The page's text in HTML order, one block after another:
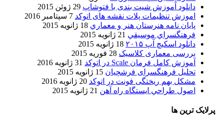
دانلود آموزش شیت بندی با فتوشاپ 29 ژوئن 2015
اموزش تنظیمات پلات نقشه های اتوکد 7 سپتامبر 2016
پایان نامه هنرستان هنر و معماري 18 ژانویه 2015
فرهنگسراي موسيقي 21 ژانویه 2015
دانلود اسکیچ آپ ۲۰۱۵
18 ژانویه 2015
بررسی معماری کلاسیک 28 فوریه 2015
آموزش کامل فرمان Scale در اتوکد
31 ژانویه 2016
تحلیل فرهنگسرای فرشچیان 15 ژانویه 2015
مشکل بهم ریختگی فونت در اتوکد 20 ژانویه 2016
اصول طراحي ایستگاه راه آهن 21 ژانویه 2015
پرلایک ترین ها